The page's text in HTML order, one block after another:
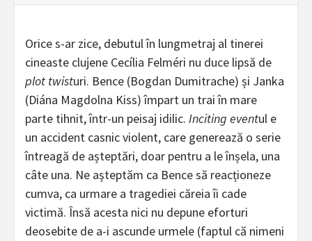
Orice s-ar zice, debutul în lungmetraj al tinerei
cineaste clujene Cecília Felméri nu duce lipsă de
plot twisturi. Bence (Bogdan Dumitrache) și Janka
(Diána Magdolna Kiss) împart un trai în mare
parte tihnit, într-un peisaj idilic. Inciting eventul e
un accident casnic violent, care generează o serie
întreagă de așteptări, doar pentru a le înșela, una
câte una. Ne așteptăm ca Bence să reacționeze
cumva, ca urmare a tragediei căreia îi cade
victimă. Însă acesta nici nu depune eforturi
deosebite de a-i ascunde urmele (faptul că nimeni